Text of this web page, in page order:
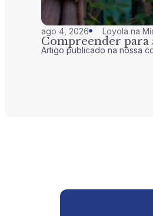
ago 4, 2026 Loyola na
Compreender para
Artigo publicado na nossa